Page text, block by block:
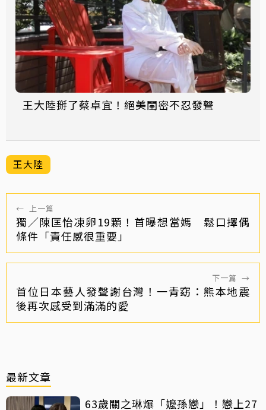
王大陸掰了蔡卓宜！絕美閨密不忍發聲
王大陸
← 上一篇
獨／陳匡怡凍卵19顆！首曝想當媽 鬆口擇偶
條件「責任感很重要」
下一篇 →
首位日本藝人發聲謝台灣！一青窈：熊本地震
後再次感受到滿滿的愛
最新文章
63歲關之琳爆「嬤孫戀」！戀上27